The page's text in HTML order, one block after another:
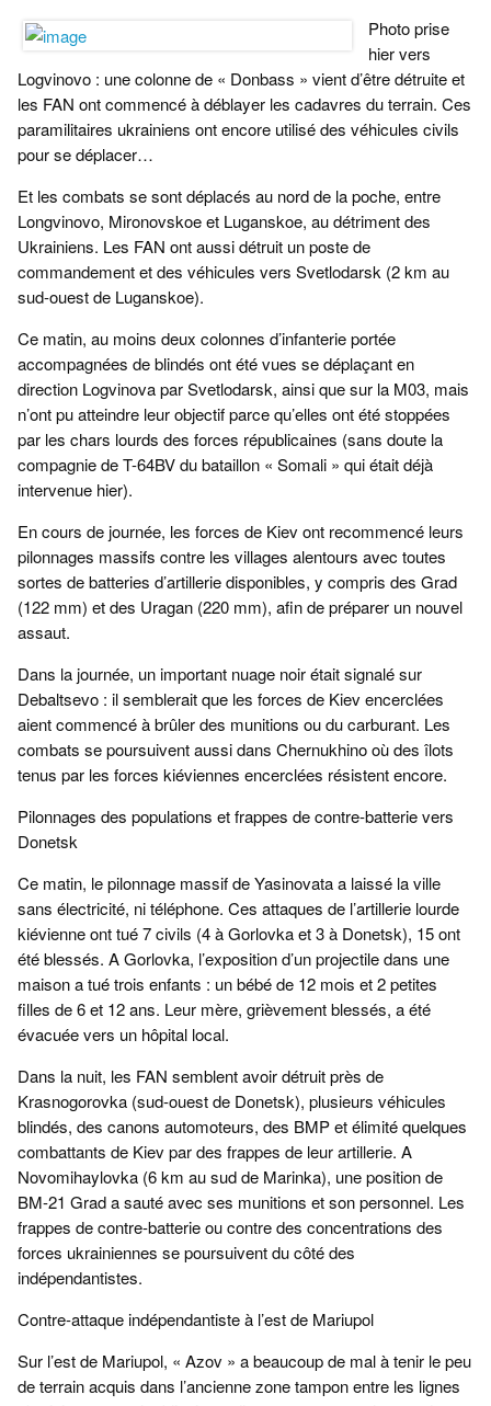
Photo prise
hier vers
Logvinovo : une colonne de « Donbass » vient d’être détruite et
les FAN ont commencé à déblayer les cadavres du terrain. Ces
paramilitaires ukrainiens ont encore utilisé des véhicules civils
pour se déplacer…
Et les combats se sont déplacés au nord de la poche, entre
Longvinovo, Mironovskoe et Luganskoe, au détriment des
Ukrainiens. Les FAN ont aussi détruit un poste de
commandement et des véhicules vers Svetlodarsk (2 km au
sud-ouest de Luganskoe).
Ce matin, au moins deux colonnes d’infanterie portée
accompagnées de blindés ont été vues se déplaçant en
direction Logvinova par Svetlodarsk, ainsi que sur la M03, mais
n’ont pu atteindre leur objectif parce qu’elles ont été stoppées
par les chars lourds des forces républicaines (sans doute la
compagnie de T-64BV du bataillon « Somali » qui était déjà
intervenue hier).
En cours de journée, les forces de Kiev ont recommencé leurs
pilonnages massifs contre les villages alentours avec toutes
sortes de batteries d’artillerie disponibles, y compris des Grad
(122 mm) et des Uragan (220 mm), afin de préparer un nouvel
assaut.
Dans la journée, un important nuage noir était signalé sur
Debaltsevo : il semblerait que les forces de Kiev encerclées
aient commencé à brûler des munitions ou du carburant. Les
combats se poursuivent aussi dans Chernukhino où des îlots
tenus par les forces kiéviennes encerclées résistent encore.
Pilonnages des populations et frappes de contre-batterie vers
Donetsk
Ce matin, le pilonnage massif de Yasinovata a laissé la ville
sans électricité, ni téléphone. Ces attaques de l’artillerie lourde
kiévienne ont tué 7 civils (4 à Gorlovka et 3 à Donetsk), 15 ont
été blessés. A Gorlovka, l’exposition d’un projectile dans une
maison a tué trois enfants : un bébé de 12 mois et 2 petites
filles de 6 et 12 ans. Leur mère, grièvement blessés, a été
évacuée vers un hôpital local.
Dans la nuit, les FAN semblent avoir détruit près de
Krasnogorovka (sud-ouest de Donetsk), plusieurs véhicules
blindés, des canons automoteurs, des BMP et élimité quelques
combattants de Kiev par des frappes de leur artillerie. A
Novomihaylovka (6 km au sud de Marinka), une position de
BM-21 Grad a sauté avec ses munitions et son personnel. Les
frappes de contre-batterie ou contre des concentrations des
forces ukrainiennes se poursuivent du côté des
indépendantistes.
Contre-attaque indépendantiste à l’est de Mariupol
Sur l’est de Mariupol, « Azov » a beaucoup de mal à tenir le peu
de terrain acquis dans l’ancienne zone tampon entre les lignes